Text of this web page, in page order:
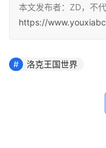
本文发布者：ZD，不
https://
洛克王国世界